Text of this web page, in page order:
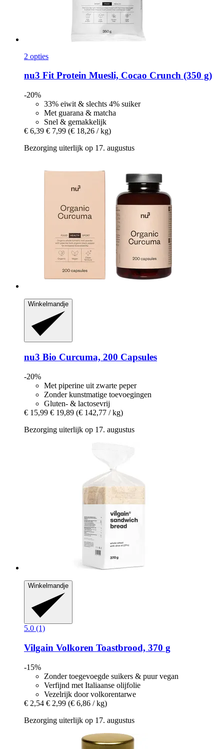
2 opties
nu3 Fit Protein Muesli, Cocao Crunch (350 g)
-20%
33% eiwit & slechts 4% suiker
Met guarana & matcha
Snel & gemakkelijk
€ 6,39 € 7,99 (€ 18,26 / kg)
Bezorging uiterlijk op 17. augustus
Winkelmandje
nu3 Bio Curcuma, 200 Capsules
-20%
Met piperine uit zwarte peper
Zonder kunstmatige toevoegingen
Gluten- & lactosevrij
€ 15,99 € 19,89 (€ 142,77 / kg)
Bezorging uiterlijk op 17. augustus
Winkelmandje
5.0 (1)
Vilgain Volkoren Toastbrood, 370 g
-15%
Zonder toegevoegde suikers & puur vegan
Verfijnd met Italiaanse olijfolie
Vezelrijk door volkorentarwe
€ 2,54 € 2,99 (€ 6,86 / kg)
Bezorging uiterlijk op 17. augustus